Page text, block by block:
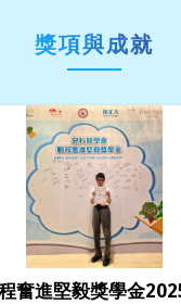
獎項與成就
奮進堅毅獎學金